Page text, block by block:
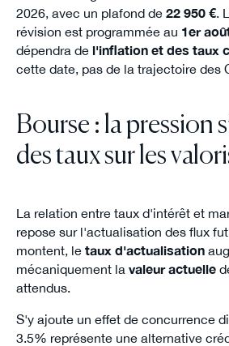
2026, avec un plafond de 22 950 €.
révision est programmée au 1er
dépendra de l'inflation et des taux
cette date, pas de la trajectoire des
Bourse : la pression
des taux sur les
La relation entre taux d'intérêt et
repose sur l'actualisation des flux
montent, le taux d'actualisation
mécaniquement la valeur actuelle
attendus.
S'y ajoute un effet de concurrence
3.5% représente une alternative